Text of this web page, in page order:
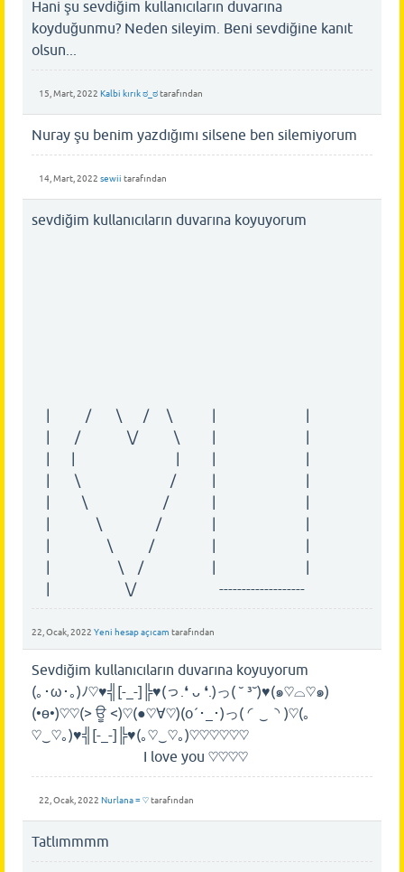
Hani şu sevdiğim kullanıcıların duvarına
koyduğunmu? Neden sileyim. Beni sevdiğine kanıt
olsun...
15, Mart, 2022 Kalbi kırık ಠ_ಠtarafından
Nuray şu benim yazdığımı silsene ben silemiyorum
14, Mart, 2022 sewii tarafından
sevdiğim kullanıcıların duvarına koyuyorum
| / \ / \ | |
| / \/ \ | |
| | | | |
| \ / | |
| \ / | |
| \ / | |
| \ / | |
| \ / | |
| \/ -------------------
22, Ocak, 2022 Yeni hesap açıcam tarafından
Sevdiğim kullanıcıların duvarına koyuyorum
(｡･ω･｡)ﾉ♡♥╣[-_-]╠♥(っ.❛ ᴗ ❛.)っ( ˘ ³˘)♥(๑♡⌓♡๑)
(•ө•)♡♡(> ਊ <)♡(●♡∀♡)(o´･_･)っ( ◜‿◝ )♡(｡
♡‿♡｡)♥╣[-_-]╠♥(｡♡‿♡｡)♡♡♡♡♡♡
I love you ♡♡♡♡
22, Ocak, 2022 Nurlana = ♡tarafından
Tatlımmmm